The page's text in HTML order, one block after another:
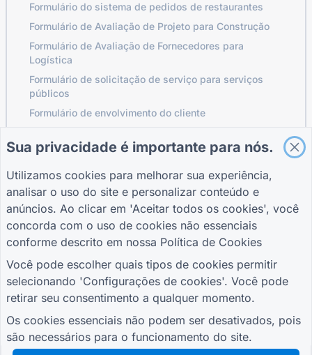
Formulário do sistema de pedidos de restaurantes
Formulário de Avaliação de Projeto para Construção
Formulário de Avaliação de Fornecedores para
Logística
Formulário de solicitação de serviço para serviços
públicos
Formulário de envolvimento do cliente
GUIAS
Central de Ajuda
Blogue
TIGER FORM Guia
EMPRESA
Sobre nós
Contate-nos
TERMOS
Termos
política de
Privacidade
Configurações de
cookies
Sua privacidade é importante para nós.
Utilizamos cookies para melhorar sua experiência,
analisar o uso do site e personalizar conteúdo e
anúncios. Ao clicar em 'Aceitar todos os cookies', você
concorda com o uso de cookies não essenciais
conforme descrito em nossa Política de Cookies
Você pode escolher quais tipos de cookies permitir
selecionando 'Configurações de cookies'. Você pode
retirar seu consentimento a qualquer momento.
Os cookies essenciais não podem ser desativados, pois
são necessários para o funcionamento do site.